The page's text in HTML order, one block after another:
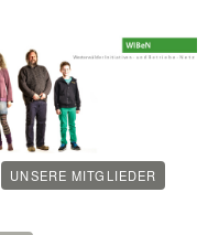
UNSERE MITGLIEDER